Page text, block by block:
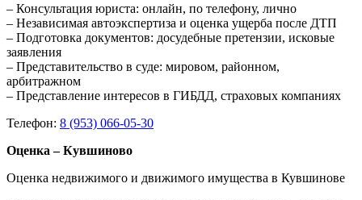
– Консультация юриста: онлайн, по телефону, лично
– Независимая автоэкспертиза и оценка ущерба после ДТП
– Подготовка документов: досудебные претензии, исковые
заявления
– Представительство в суде: мировом, районном,
арбитражном
– Представление интересов в ГИБДД, страховых компаниях
Телефон: 8 (953) 066-05-30
Оценка – Кувшиново
Оценка недвижимого и движимого имущества в Кувшинове